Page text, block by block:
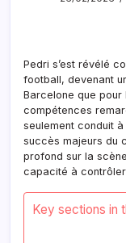
Pedri s’est révélé
football, devenant
Barcelone que pour
compétences
seulement conduit
succès majeurs du
profond sur la
capacité à
Key sections in